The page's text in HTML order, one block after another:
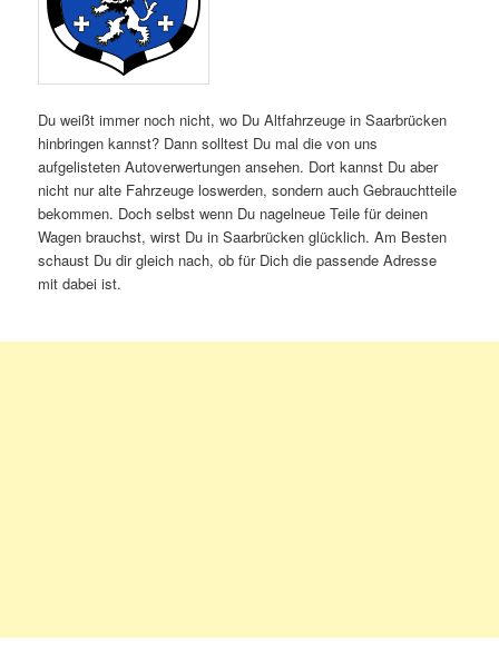
Du weißt immer noch nicht, wo Du Altfahrzeuge in Saarbrücken
hinbringen kannst? Dann solltest Du mal die von uns
aufgelisteten Autoverwertungen ansehen. Dort kannst Du aber
nicht nur alte Fahrzeuge loswerden, sondern auch Gebrauchtteile
bekommen. Doch selbst wenn Du nagelneue Teile für deinen
Wagen brauchst, wirst Du in Saarbrücken glücklich. Am Besten
schaust Du dir gleich nach, ob für Dich die passende Adresse
mit dabei ist.